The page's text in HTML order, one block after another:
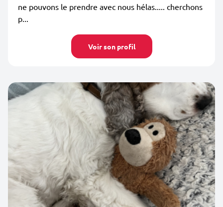
ne pouvons le prendre avec nous hélas..... cherchons
p...
Voir son profil